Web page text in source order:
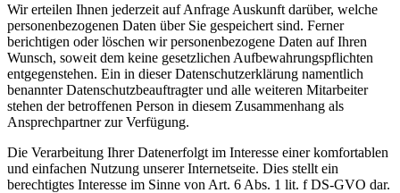
Wir erteilen Ihnen jederzeit auf Anfrage Auskunft darüber, welche
personenbezogenen Daten über Sie gespeichert sind. Ferner
berichtigen oder löschen wir personenbezogene Daten auf Ihren
Wunsch, soweit dem keine gesetzlichen Aufbewahrungspflichten
entgegenstehen. Ein in dieser Datenschutzerklärung namentlich
benannter Datenschutzbeauftragter und alle weiteren Mitarbeiter
stehen der betroffenen Person in diesem Zusammenhang als
Ansprechpartner zur Verfügung.
Die Verarbeitung Ihrer Datenerfolgt im Interesse einer komfortablen
und einfachen Nutzung unserer Internetseite. Dies stellt ein
berechtigtes Interesse im Sinne von Art. 6 Abs. 1 lit. f DS-GVO dar.